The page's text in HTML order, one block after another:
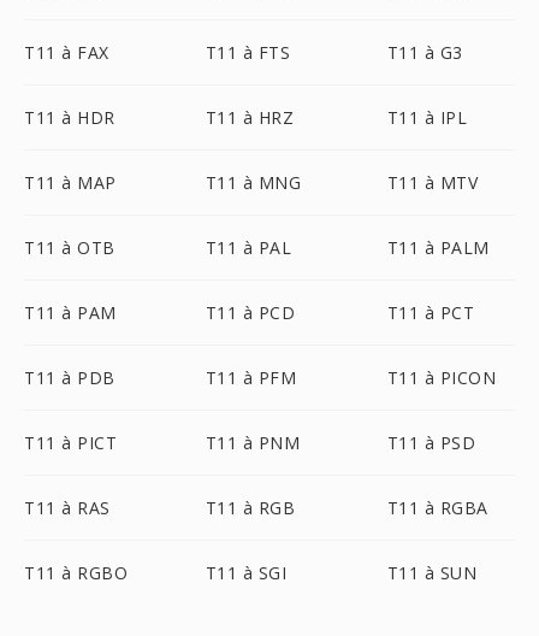
T11 à FAX T11 à FTS T11 à G3
T11 à HDR T11 à HRZ T11 à IPL
T11 à MAP T11 à MNG T11 à MTV
T11 à OTB T11 à PAL T11 à PALM
T11 à PAM T11 à PCD T11 à PCT
T11 à PDB T11 à PFM T11 à PICON
T11 à PICT T11 à PNM T11 à PSD
T11 à RAS T11 à RGB T11 à RGBA
T11 à RGBO T11 à SGI T11 à SUN